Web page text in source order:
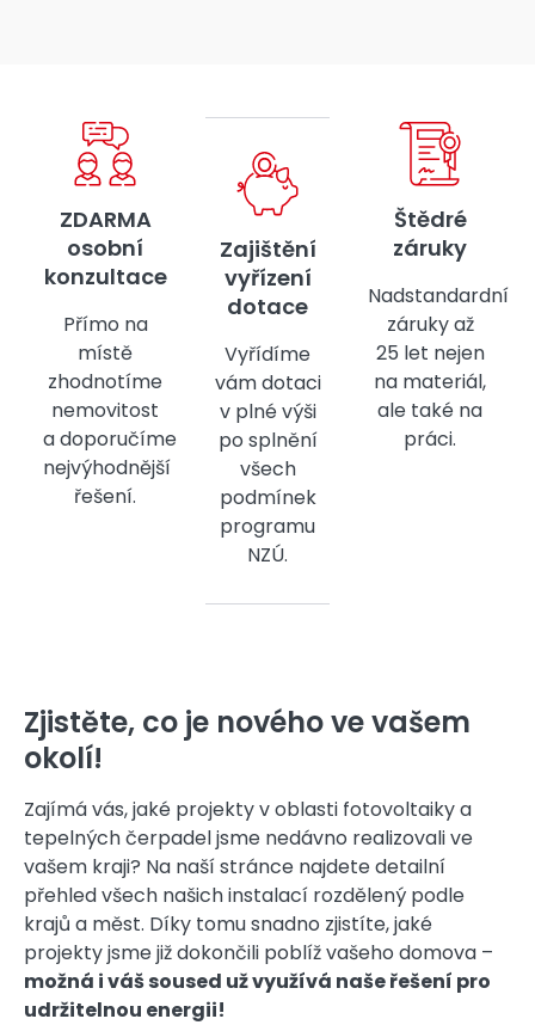
ZDARMA
osobní
konzultace
Přímo na
místě
zhodnotíme
nemovitost
a doporučíme
nejvýhodnější
řešení.
Zajištění
vyřízení
dotace
Vyřídíme
vám dotaci
v plné výši
po splnění
všech
podmínek
programu
NZÚ.
Štědré
záruky
Nadstandardní
záruky až
25 let nejen
na materiál,
ale také na
práci.
Zjistěte, co je nového ve vašem
okolí!
Zajímá vás, jaké projekty v oblasti fotovoltaiky a
tepelných čerpadel jsme nedávno realizovali ve
vašem kraji? Na naší stránce najdete detailní
přehled všech našich instalací rozdělený podle
krajů a měst. Díky tomu snadno zjistíte, jaké
projekty jsme již dokončili poblíž vašeho domova –
možná i váš soused už využívá naše řešení pro
udržitelnou energii!